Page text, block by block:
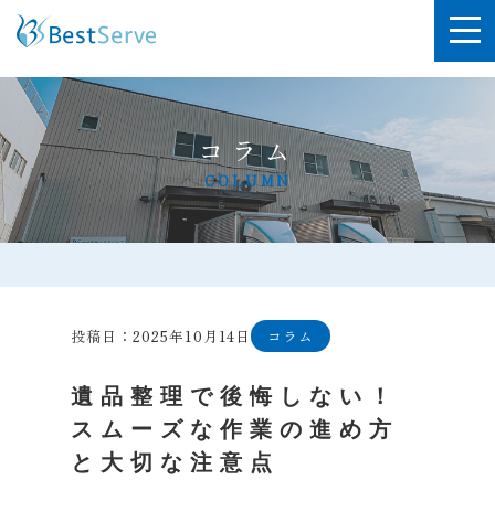
コラム
COLUMN
投稿日：2025年10月14日 コラム
遺品整理で後悔しない！
スムーズな作業の進め方
と大切な注意点